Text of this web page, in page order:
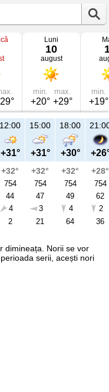
Luni
10
august
min.
+20°
max.
+29°
min.
+19°
12:00
+31°
+32°
754
44
4
2
15:00
+31°
+32°
754
47
3
21
18:00
+30°
+32°
754
49
4
64
+28°
754
62
2
36
dimineața. Norii se vor
serii, acești nori